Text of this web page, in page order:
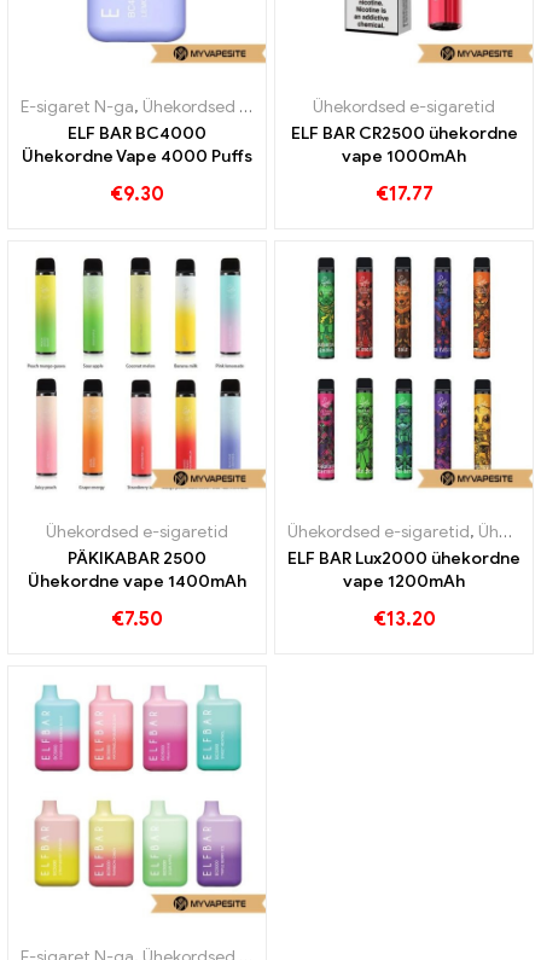
E-sigaret N-ga, Ühekordsed e-sigaretid
ELF BAR BC4000
Ühekordne Vape 4000 Puffs
€9.30
Ühekordsed e-sigaretid
ELF BAR CR2500 ühekordne
vape 1000mAh
€17.77
Ühekordsed e-sigaretid
PÄKIKABAR 2500
Ühekordne vape 1400mAh
€7.50
Ühekordsed e-sigaretid, Ühekordsed e-sigaretid Rootsi
ELF BAR Lux2000 ühekordne
vape 1200mAh
€13.20